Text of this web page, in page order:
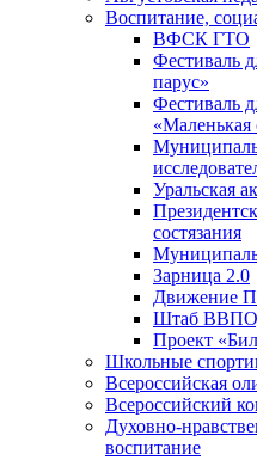
Воспитание,
ВФСК ГТО
Фестиваль
парус»
Фестиваль
«Маленькая
Уральская
состязания
Зарница 2.0
Движение
Штаб
Проект
Школьные
Всероссийская
Всероссийский
Духовно-
воспитание